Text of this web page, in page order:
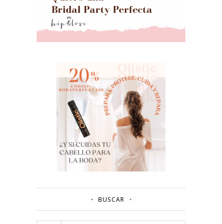
BUSCAR